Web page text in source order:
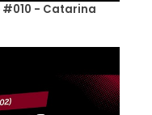
#010 - Catarina